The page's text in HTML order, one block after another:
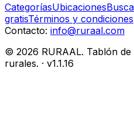
CategoríasUbicaciones
gratisTérminos y condiciones
Contacto: info@ruraal.com
© 2026 RURAAL. Tablón
rurales. · v1.1.16